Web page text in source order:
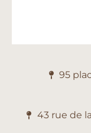
95
43 rue de